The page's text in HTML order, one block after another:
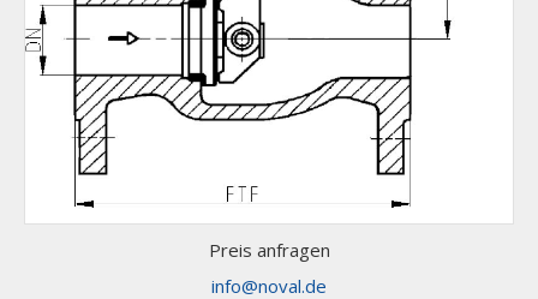
Preis anfragen
info@noval.de